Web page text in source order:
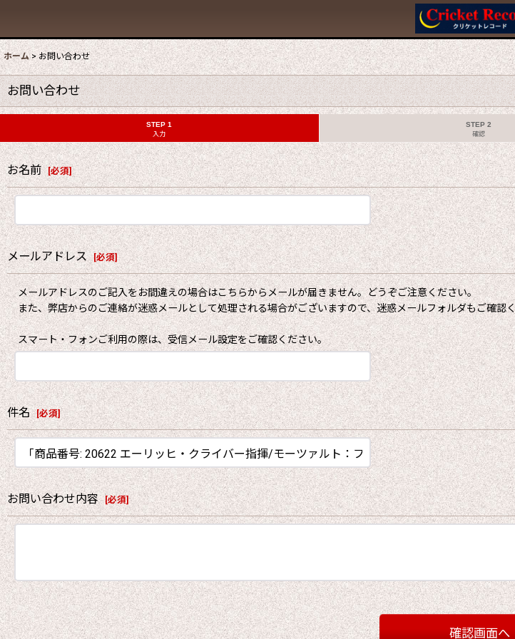
ホーム > お問い合わせ
お問い合わせ
STEP 1
入力
STEP 2
確認
お名前 [必須]
メールアドレス [必須]
メールアドレスのご記入をお間違えの場合はこちらからメールが届きません。どうぞご注意ください。
また、弊店からのご連絡が迷惑メールとして処理される場合がございますので、迷惑メールフォルダもご確認
スマート・フォンご利用の際は、受信メール設定をご確認ください。
件名 [必須]
お問い合わせ内容 [必須]
確認画面へ